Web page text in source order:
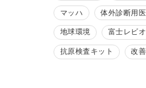
マッハ 体外診断用
地球環境 富士レビオ
抗原検査キット 改